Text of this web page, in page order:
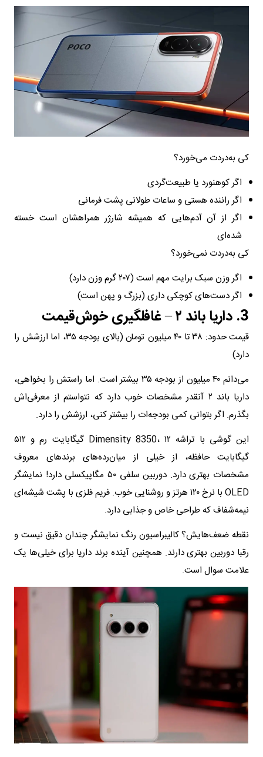
کی به‌دردت می‌خورد؟
اگر کوهنورد یا طبیعت‌گردی
اگر راننده هستی و ساعات طولانی پشت فرمانی
اگر از آن آدم‌هایی که همیشه شارژر همراهشان است خسته
شده‌ای
کی به‌دردت نمی‌خورد؟
اگر وزن سبک برایت مهم است (۲۰۷ گرم وزن دارد)
اگر دست‌های کوچکی داری (بزرگ و پهن است)
3. داریا باند ۲ – غافلگیری خوش‌قیمت
قیمت حدود: ۳۸ تا ۴۰ میلیون تومان (بالای بودجه ۳۵، اما ارزشش را
دارد)
می‌دانم ۴۰ میلیون از بودجه ۳۵ بیشتر است. اما راستش را بخواهی،
داریا باند ۲ آنقدر مشخصات خوب دارد که نتواستم از معرفی‌اش
بگذرم. اگر بتوانی کمی بودجه‌ات را بیشتر کنی، ارزشش را دارد.
این گوشی با تراشه Dimensity 8350، ۱۲ گیگابایت رم و ۵۱۲
گیگابایت حافظه، از خیلی از میان‌رده‌های برندهای معروف
مشخصات بهتری دارد. دوربین سلفی ۵۰ مگاپیکسلی دارد! نمایشگر
OLED با نرخ ۱۲۰ هرتز و روشنایی خوب. فریم فلزی با پشت شیشه‌ای
نیمه‌شفاف که طراحی خاص و جذابی دارد.
نقطه ضعف‌هایش؟ کالیبراسیون رنگ نمایشگر چندان دقیق نیست و
رقبا دوربین بهتری دارند. همچنین آینده برند داریا برای خیلی‌ها یک
علامت سوال است.